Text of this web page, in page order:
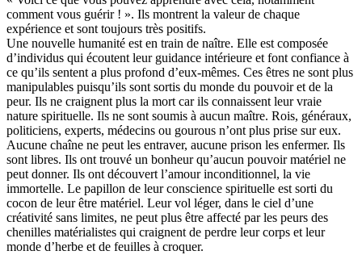
comment vous guérir ! ». Ils montrent la valeur de chaque
expérience et sont toujours très positifs.
Une nouvelle humanité est en train de naître. Elle est composée
d’individus qui écoutent leur guidance intérieure et font confiance à
ce qu’ils sentent a plus profond d’eux-mêmes. Ces êtres ne sont plus
manipulables puisqu’ils sont sortis du monde du pouvoir et de la
peur. Ils ne craignent plus la mort car ils connaissent leur vraie
nature spirituelle. Ils ne sont soumis à aucun maître. Rois, généraux,
politiciens, experts, médecins ou gourous n’ont plus prise sur eux.
Aucune chaîne ne peut les entraver, aucune prison les enfermer. Ils
sont libres. Ils ont trouvé un bonheur qu’aucun pouvoir matériel ne
peut donner. Ils ont découvert l’amour inconditionnel, la vie
immortelle. Le papillon de leur conscience spirituelle est sorti du
cocon de leur être matériel. Leur vol léger, dans le ciel d’une
créativité sans limites, ne peut plus être affecté par les peurs des
chenilles matérialistes qui craignent de perdre leur corps et leur
monde d’herbe et de feuilles à croquer.